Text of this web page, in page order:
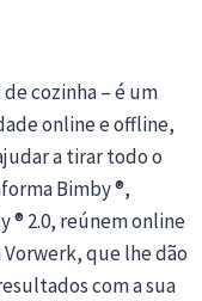
cozinha – é um
online e offline,
a tirar todo o
Bimby ®,
® 2.0, reúnem online
que lhe dão
com a sua